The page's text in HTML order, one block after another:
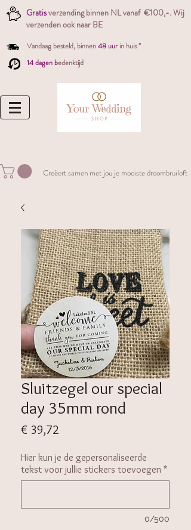
Gratisverzending binnen NL vanaf €100,-. Wij
verzenden ook naar BE
Vandaag besteld, binnen48 uur in huis *
14 dagen bedenktijd
Creëert samen met jou je mooiste droombruiloft
Sluitzegel our special
day 35mm rond
€ 39,72
Hier kun je de gepersonaliseerde
tekst voor jullie stickers toevoegen *
0/500